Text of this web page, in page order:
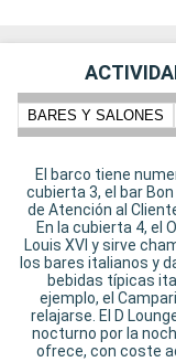
BARES Y SALONES
El barco tiene
cubierta 3, el bar
de Atención al
En la cubierta 4, el
Louis XVI y sirve
los bares italianos y
bebidas típicas
ejemplo, el
relajarse. El D
nocturno por la
ofrece, con coste